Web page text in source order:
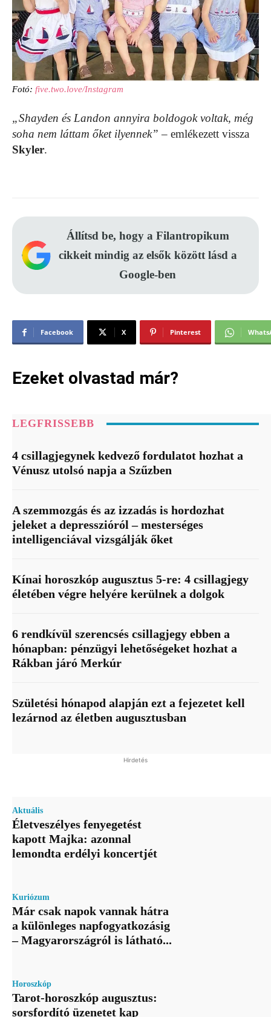
Fotó: five.two.love/Instagram
„Shayden és Landon annyira boldogok voltak, még
soha nem láttam őket ilyennek” – emlékezett vissza
Skyler.
Állítsd be, hogy a Filantropikum
cikkeit mindig az elsők között lásd a
Google-ben
Facebook X Pinterest
Ezeket olvastad már?
LEGFRISSEBB
4 csillagjegynek kedvező fordulatot hozhat a
Vénusz utolsó napja a Szűzben
A szemmozgás és az izzadás is hordozhat
jeleket a depresszióról – mesterséges
intelligenciával vizsgálják őket
Kínai horoszkóp augusztus 5-re: 4 csillagjegy
életében végre helyére kerülnek a dolgok
6 rendkívül szerencsés csillagjegy ebben a
hónapban: pénzügyi lehetőségeket hozhat a
Rákban járó Merkúr
Születési hónapod alapján ezt a fejezetet kell
lezárnod az életben augusztusban
Hirdetés
Aktuális
Életveszélyes fenyegetést
kapott Majka: azonnal
lemondta erdélyi koncertjét
Kuriózum
Már csak napok vannak hátra
a különleges napfogyatkozásig
– Magyarországról is látható...
Horoszkóp
Tarot-horoszkóp augusztus:
sorsfordító üzenetet kap